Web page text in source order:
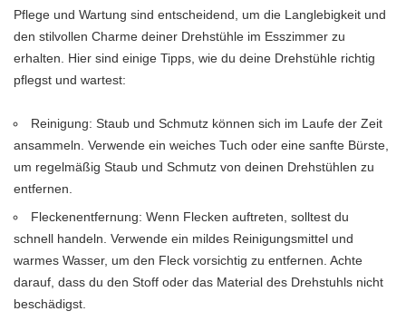
Pflege und Wartung sind entscheidend, um die Langlebigkeit und
den stilvollen Charme deiner Drehstühle im Esszimmer zu
erhalten. Hier sind einige Tipps, wie du deine Drehstühle richtig
pflegst und wartest:
Reinigung: Staub und Schmutz können sich im Laufe der Zeit
ansammeln. Verwende ein weiches Tuch oder eine sanfte Bürste,
um regelmäßig Staub und Schmutz von deinen Drehstühlen zu
entfernen.
Fleckenentfernung: Wenn Flecken auftreten, solltest du
schnell handeln. Verwende ein mildes Reinigungsmittel und
warmes Wasser, um den Fleck vorsichtig zu entfernen. Achte
darauf, dass du den Stoff oder das Material des Drehstuhls nicht
beschädigst.